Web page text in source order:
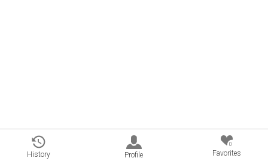
History Profile
0
Favorites